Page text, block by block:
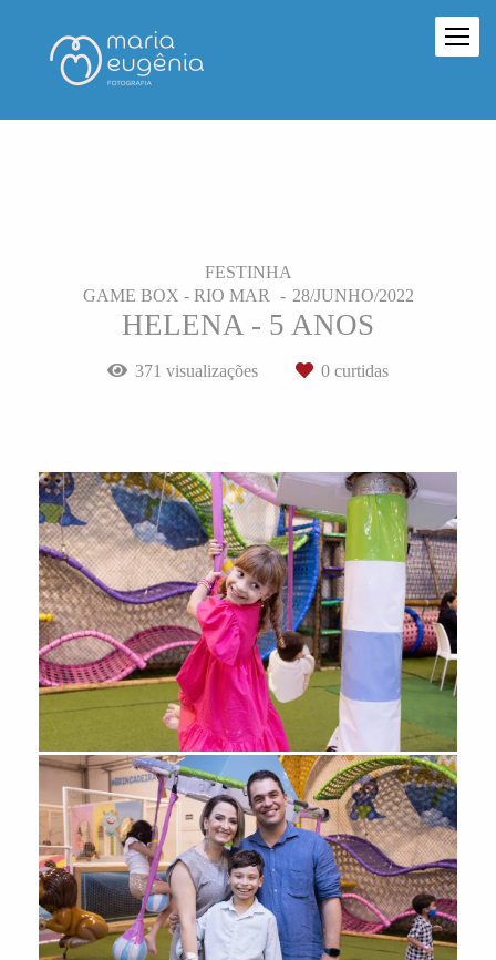
FESTINHA
GAME BOX - RIO MAR
28/JUNHO/2022
HELENA - 5 ANOS
371 visualizações 0 curtidas